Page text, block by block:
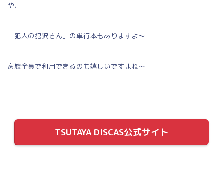
や、
「犯人の犯沢さん」の単行本もありますよ～
家族全員で利用できるのも嬉しいですよね～
TSUTAYA DISCAS公式サイト